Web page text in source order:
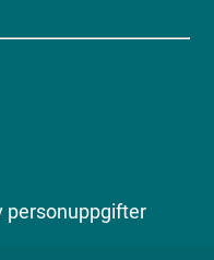
personuppgifter